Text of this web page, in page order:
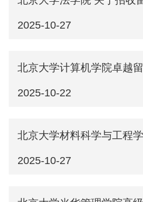
2025-10-27
2025-10-22
2025-10-27